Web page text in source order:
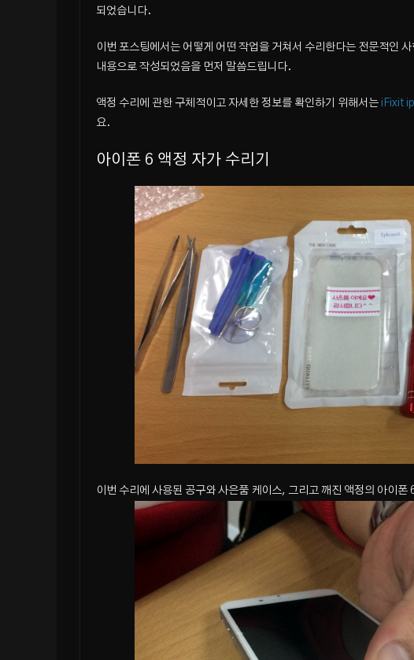
되었습니다.
이번 포스팅에서는 어떻게 어떤 작업을 거쳐서 수리한다는 전문적인
내용으로 작성되었음을 먼저 말씀드립니다.
액정 수리에 관한 구체적이고 자세한 정보를 확인하기 위해서는 iFixit
요.
아이폰 6 액정 자가 수리기
이번 수리에 사용된 공구와 사은품 케이스, 그리고 깨진 액정의 아이